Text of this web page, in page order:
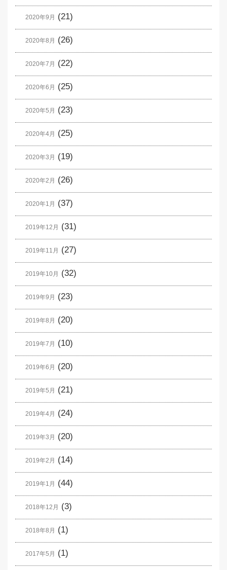
2020年9月 (21)
2020年8月 (26)
2020年7月 (22)
2020年6月 (25)
2020年5月 (23)
2020年4月 (25)
2020年3月 (19)
2020年2月 (26)
2020年1月 (37)
2019年12月 (31)
2019年11月 (27)
2019年10月 (32)
2019年9月 (23)
2019年8月 (20)
2019年7月 (10)
2019年6月 (20)
2019年5月 (21)
2019年4月 (24)
2019年3月 (20)
2019年2月 (14)
2019年1月 (44)
2018年12月 (3)
2018年8月 (1)
2017年5月 (1)